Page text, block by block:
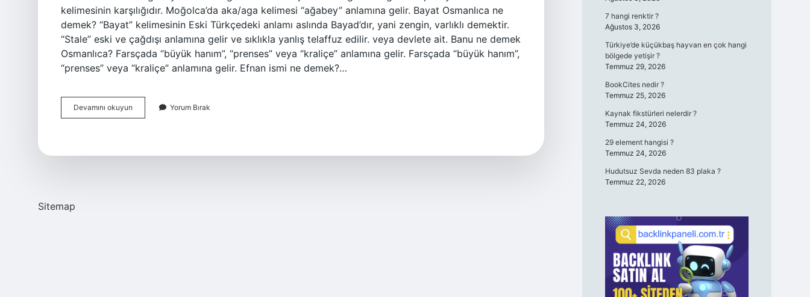
kelimesinin karşılığıdır. Moğolca’da aka/aga kelimesi “ağabey” anlamına gelir. Bayat Osmanlıca ne
demek? “Bayat” kelimesinin Eski Türkçedeki anlamı aslında Bayad’dır, yani zengin, varlıklı demektir.
“Stale” eski ve çağdışı anlamına gelir ve sıklıkla yanlış telaffuz edilir. veya devlete ait. Banu ne demek
Osmanlıca? Farsçada “büyük hanım”, “prenses” veya “kraliçe” anlamına gelir. Farsçada “büyük hanım”,
“prenses” veya “kraliçe” anlamına gelir. Efnan ismi ne demek?…
Devamını okuyun
Ne
Yorum Bırak
Sitemap
7 hangi renktir ?
Ağustos 3, 2026
Türkiye’de küçükbaş hayvan en çok hangi
bölgede yetişir ?
Temmuz 29, 2026
BookCites nedir ?
Temmuz 25, 2026
Kaynak fikstürleri nelerdir ?
Temmuz 24, 2026
29 element hangisi ?
Temmuz 24, 2026
Hudutsuz Sevda neden 83 plaka ?
Temmuz 22, 2026